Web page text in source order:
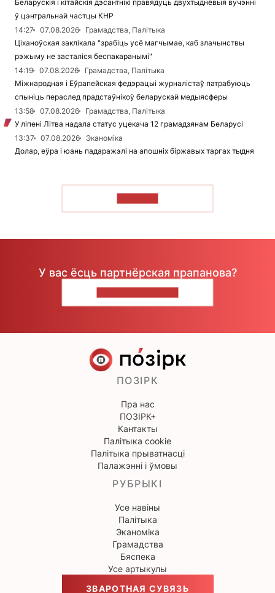
Беларускія і кітайскія дэсантнікі правядуць двухтыднёвыя вучэнні
ў цэнтральнай частцы КНР
14:27
07.08.2026
Грамадства, Палітыка
Ціханоўская заклікала "зрабіць усё магчымае, каб злачынствы
рэжыму не засталіся беспакаранымі"
14:19
07.08.2026
Грамадства, Палітыка
Міжнародная і Еўрапейская федэрацыі журналістаў патрабуюць
спыніць пераслед прадстаўнікоў беларускай медыясферы
13:58
07.08.2026
Грамадства, Палітыка
У ліпені Літва надала статус уцекача 12 грамадзянам Беларусі
13:37
07.08.2026
Эканоміка
Долар, еўра і юань падаражэлі на апошніх біржавых таргах тыдня
У вас ёсць партнёрская прапанова?
ПОЗІРК
Пра нас
ПОЗІРК+
Кантакты
Палітыка cookie
Палітыка прыватнасці
Палажэнні і ўмовы
РУБРЫКІ
Усе навіны
Палітыка
Эканоміка
Грамадства
Бяспека
Усе артыкулы
ЗВАРОТНАЯ СУВЯЗЬ